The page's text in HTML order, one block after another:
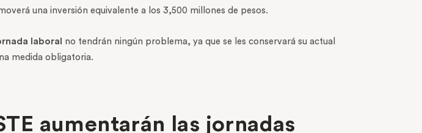
una inversión equivalente a los 3,500 millones de pesos.
laboral
no tendrán ningún problema, ya que se les conservará su actual
medida obligatoria.
aumentarán las jornadas